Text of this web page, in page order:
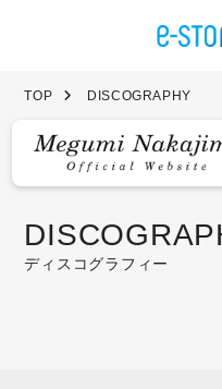
TOP DISCOGRAPHY
ディスコグラフィー